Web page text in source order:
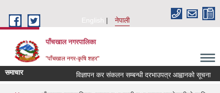
English
नेपाली
पाँचखाल नगरपालिका
"पाँचखाल नगर-कृषि शहर"
समाचार विज्ञापन कर संकलन सम्बन्धी दरभाउपत्र आह्वानको सूचना